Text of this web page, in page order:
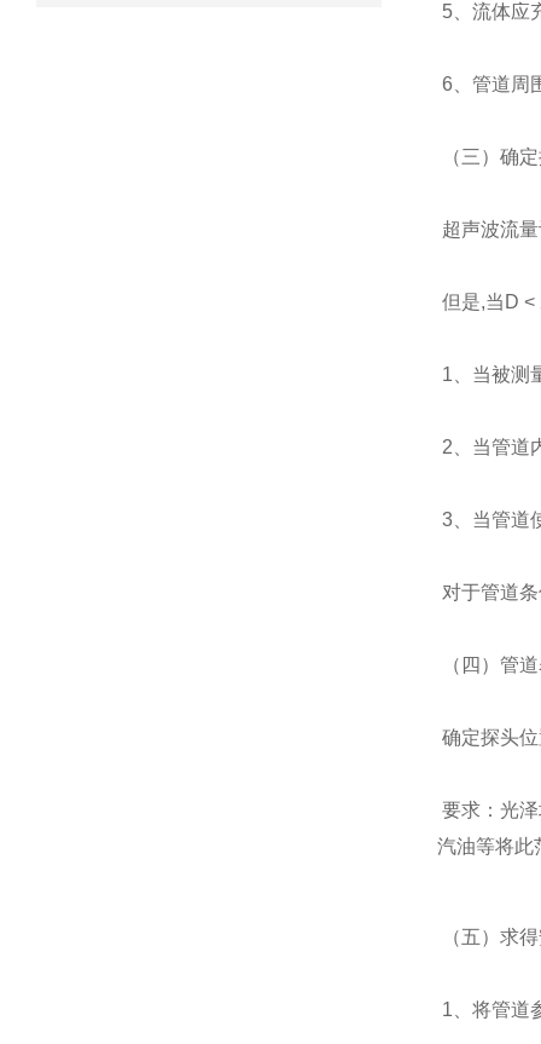
5、流体应
6、管道周
（三）确
超声波流
但是,当D <
1、当被测
2、当管道
3、当管道
对于管道
（四）管
确定探头
要求：光
汽油等将此
（五）求
1、将管道